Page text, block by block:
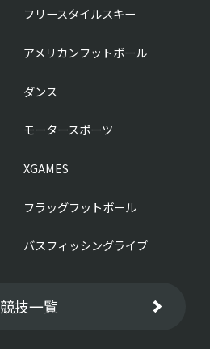
フリースタイルスキー
アメリカンフットボール
ダンス
モータースポーツ
XGAMES
フラッグフットボール
バスフィッシングライブ
競技一覧